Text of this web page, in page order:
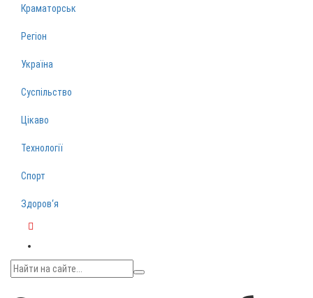
Краматорськ
Регіон
Україна
Суспільство
Цікаво
Технології
Спорт
Здоров‘я